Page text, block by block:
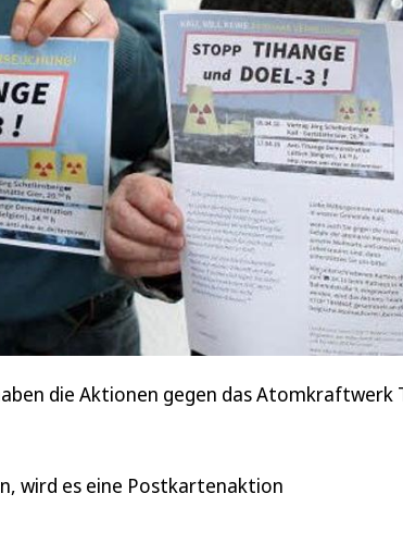
die Aktionen gegen das
wird es eine Postkartenaktion